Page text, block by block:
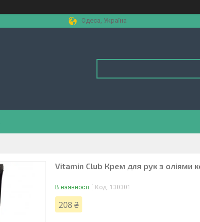
Одеса, Україна
Vitamin Club Крем для рук з оліями
В наявності Код: 130301
208 ₴